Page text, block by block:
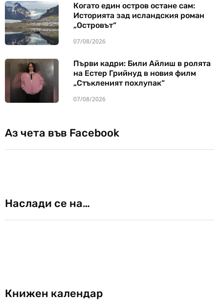
Когато един остров остане сам:
Историята зад исландския роман
„Островът“
07/08/2026
Първи кадри: Били Айлиш в ролята
на Естер Грийнуд в новия филм
„Стъкленият похлупак“
07/08/2026
Аз чета във Facebook
Наслади се на…
Книжен календар